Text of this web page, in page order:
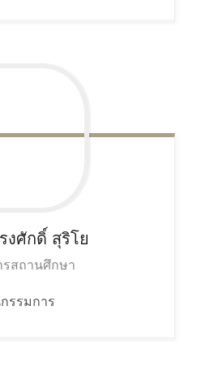
งศักดิ์ สุริโย
รสถานศึกษา
รรมการ